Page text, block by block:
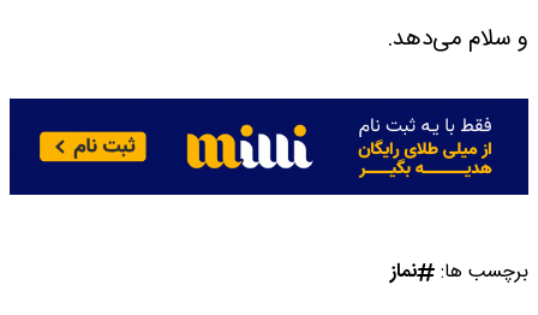
و سلام می‌دهد.
برچسب ها: نماز